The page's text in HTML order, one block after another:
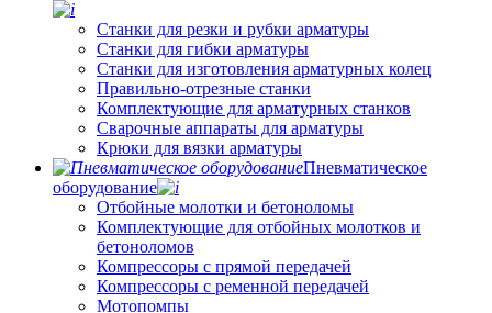
Станки для резки и рубки арматуры
Станки для гибки арматуры
Станки для изготовления арматурных колец
Правильно-отрезные станки
Комплектующие для арматурных станков
Сварочные аппараты для арматуры
Крюки для вязки арматуры
Пневматическое
оборудование
Отбойные молотки и бетоноломы
Комплектующие для отбойных молотков и
бетоноломов
Компрессоры с прямой передачей
Компрессоры с ременной передачей
Мотопомпы